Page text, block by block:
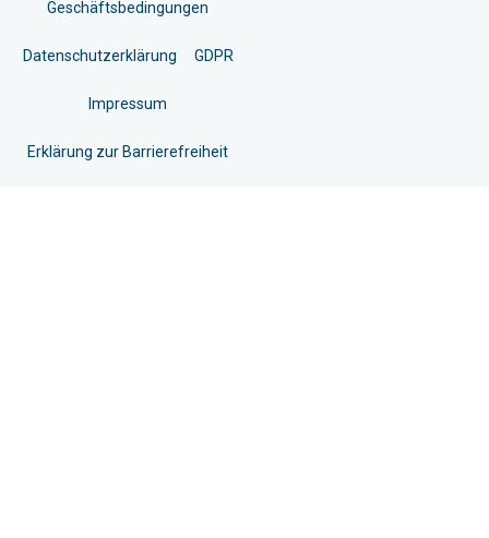
Geschäftsbedingungen
Datenschutzerklärung GDPR
Impressum
Erklärung zur Barrierefreiheit